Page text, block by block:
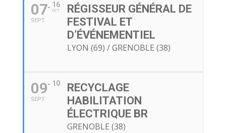
07
SEPT
16
OCT
RÉGISSEUR GÉNÉRAL DE
FESTIVAL ET
D’ÉVÉNEMENTIEL
LYON (69) / GRENOBLE (38)
09
SEPT
10
RECYCLAGE
HABILITATION
ÉLECTRIQUE BR
GRENOBLE (38)